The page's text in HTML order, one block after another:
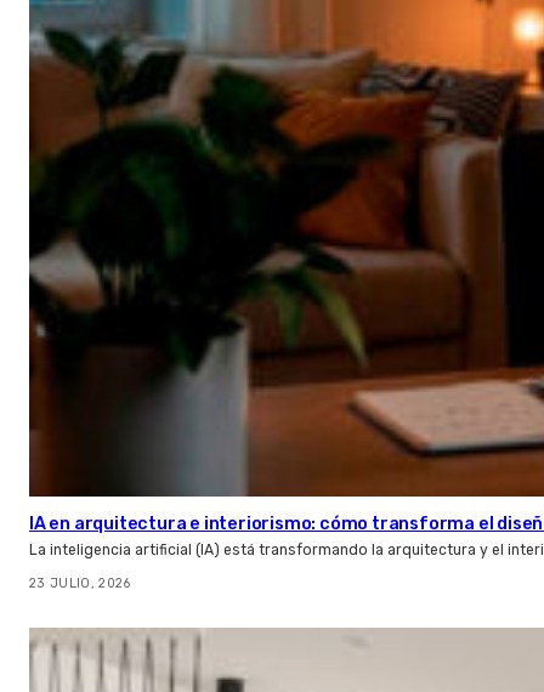
IA en arquitectura e interiorismo: cómo transforma el
La inteligencia artificial (IA) está transformando la arquitectura y el
23 JULIO, 2026